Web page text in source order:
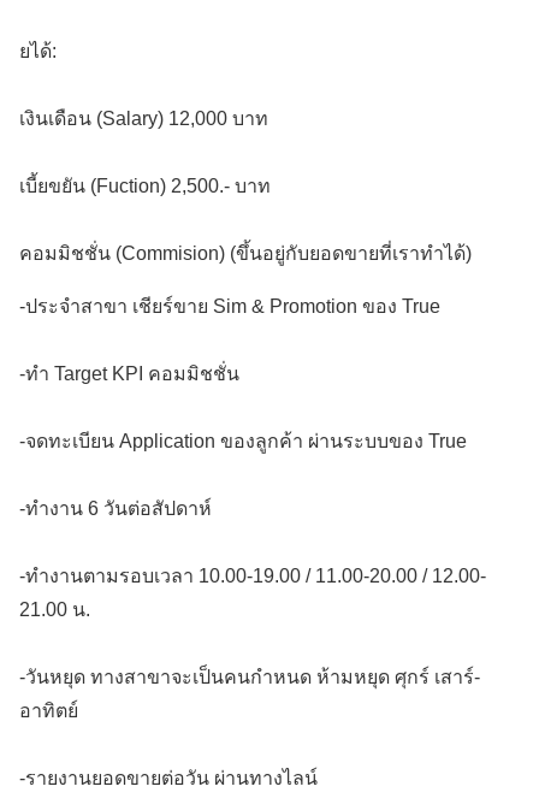
ยได้:
เงินเดือน (Salary) 12,000 บาท
เบี้ยขยัน (Fuction) 2,500.- บาท
คอมมิชชั่น (Commision) (ขึ้นอยู่กับยอดขายที่เราทำได้)
-ประจำสาขา เชียร์ขาย Sim & Promotion ของ True
-ทำ Target KPI คอมมิชชั่น
-จดทะเบียน Application ของลูกค้า ผ่านระบบของ True
-ทำงาน 6 วันต่อสัปดาห์
-ทำงานตามรอบเวลา 10.00-19.00 / 11.00-20.00 / 12.00-
21.00 น.
-วันหยุด ทางสาขาจะเป็นคนกำหนด ห้ามหยุด ศุกร์ เสาร์-
อาทิตย์
-รายงานยอดขายต่อวัน ผ่านทางไลน์